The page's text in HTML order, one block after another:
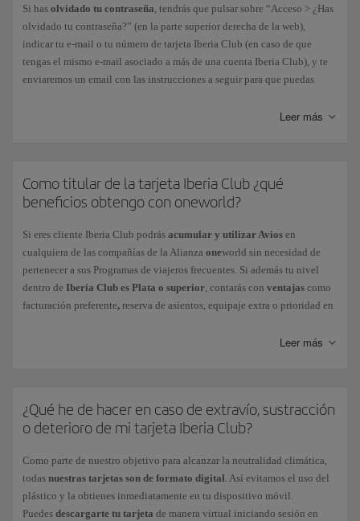
Si has olvidado tu contraseña, tendrás que pulsar sobre “Acceso > ¿Has
olvidado tu contraseña?” (en la parte superior derecha de la web),
indicar tu e-mail o tu número de tarjeta Iberia Club (en caso de que
tengas el mismo e-mail asociado a más de una cuenta Iberia Club), y te
enviaremos un email con las instrucciones a seguir para que puedas
en un plazo de 3 horas, y que es conveniente que borres el historial y las
En el caso de Contraseña caducada , deberás seguir las indicaciones que
te proporciona el mismo sistema al introducirlo. Recuerda que deberás
desde el menú Mi Perfil > Configuración de tu cuenta > Seguridad e
inicio de sesión.
Si se ha producido un bloqueo de tu cuenta
, contacta con nosotros a
través de este
formulario
Leer más
Como titular de la tarjeta Iberia Club ¿qué
beneficios obtengo con oneworld?
Si eres cliente Iberia Club podrás acumular y utilizar Avios en
cualquiera de las compañías de la Alianza oneworld sin necesidad de
pertenecer a sus Programas de viajeros frecuentes. Si además tu nivel
dentro de Iberia Club es Plata o superior, contarás con ventajas como
facturación preferente, reserva de asientos, equipaje extra o prioridad en
al volar en otrasLeer más
¿Qué he de hacer en caso de extravío, sustracción
o deterioro de mi tarjeta Iberia Club?
Como parte de nuestro objetivo para alcanzar la neutralidad climática,
todas nuestras tarjetas son de formato digital. Así evitamos el uso del
plástico y la obtienes inmediatamente en tu dispositivo móvil.
Puedes descargarte tu tarjeta de manera virtual iniciando sesión en